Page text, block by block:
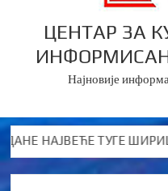
ЦЕНТАР ЗА
Најновије
НАЈВЕЋЕ ТУГЕ ШИРИШ